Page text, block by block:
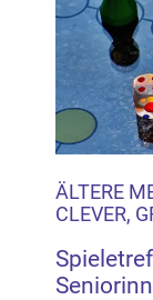
Inhalten
Näheres s.zur
Hier
ÄLTERE
CLEVER,